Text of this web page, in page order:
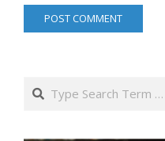
Search